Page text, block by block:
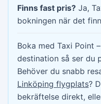
Finns fast pris? Ja,
bokningen när det
Boka med Taxi Point
destination så ser du
Behöver du snabb
Linköping flygplats?
bekräftelse direkt,